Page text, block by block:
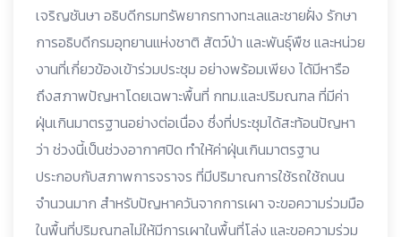
เจริญชันษา อธิบดีกรมทรัพยากรทางทะเลและชายฝั่ง รักษา
การอธิบดีกรมอุทยานแห่งชาติ สัตว์ป่า และพันธุ์พืช และหน่วย
งานที่เกี่ยวข้องเข้าร่วมประชุม อย่างพร้อมเพียง ได้มีหารือ
ถึงสภาพปัญหาโดยเฉพาะพื้นที่ กทม.และปริมณฑล ที่มีค่า
ฝุ่นเกินมาตรฐานอย่างต่อเนื่อง ซึ่งที่ประชุมได้สะท้อนปัญหา
ว่า ช่วงนี้เป็นช่วงอากาศปิด ทำให้ค่าฝุ่นเกินมาตรฐาน
ประกอบกับสภาพการจราจร ที่มีปริมาณการใช้รถใช้ถนน
จำนวนมาก สำหรับปัญหาควันจากการเผา จะขอความร่วมมือ
ในพื้นที่ปริมณฑลไม่ให้มีการเผาในพื้นที่โล่ง และขอความร่วม